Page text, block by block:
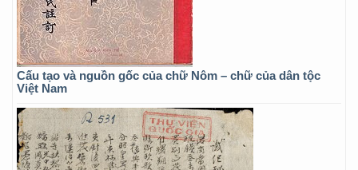
Cấu tạo và nguồn gốc của chữ Nôm – chữ của dân tộc
Việt Nam